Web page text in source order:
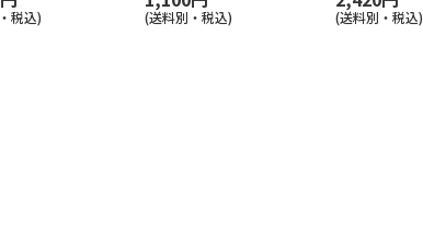
税込) (送料別・税込) (送料別・税込)